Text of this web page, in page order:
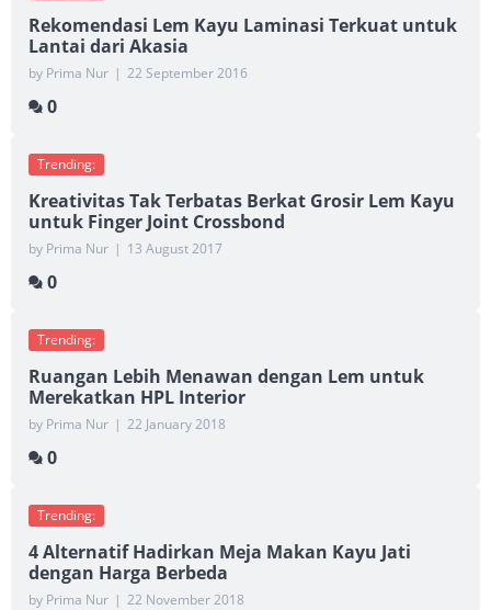
Rekomendasi Lem Kayu Laminasi Terkuat untuk
Lantai dari Akasia
by Prima Nur | 22 September 2016
0
Trending:
Kreativitas Tak Terbatas Berkat Grosir Lem Kayu
untuk Finger Joint Crossbond
by Prima Nur | 13 August 2017
0
Trending:
Ruangan Lebih Menawan dengan Lem untuk
Merekatkan HPL Interior
by Prima Nur | 22 January 2018
0
Trending:
4 Alternatif Hadirkan Meja Makan Kayu Jati
dengan Harga Berbeda
by Prima Nur | 22 November 2018